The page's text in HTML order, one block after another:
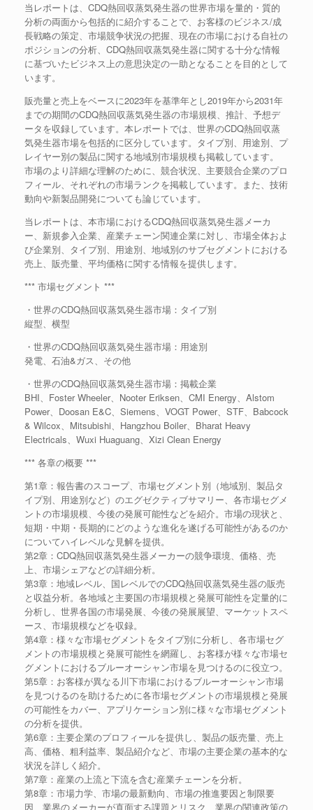
当レポートは、CDQ熱回収蒸気発生器の世界市場を量的・質的
分析の両面から包括的に紹介することで、お客様のビジネス/成
長戦略の策定、市場競争状況の把握、現在の市場における自社の
ポジションの分析、CDQ熱回収蒸気発生器に関する十分な情報
に基づいたビジネス上の意思決定の一助となることを目的として
います。
販売量と売上をベースに2023年を基準年とし2019年から2031年
までの期間のCDQ熱回収蒸気発生器の市場規模、推計、予想デ
ータを収録しています。本レポートでは、世界のCDQ熱回収蒸
気発生器市場を包括的に区分しています。タイプ別、用途別、プ
レイヤー別の製品に関する地域別市場規模も掲載しています。
市場のより詳細な理解のために、競合状況、主要競合企業のプロ
フィール、それぞれの市場ランクを掲載しています。また、技術
動向や新製品開発についても論じています。
当レポートは、本市場におけるCDQ熱回収蒸気発生器メーカ
ー、新規参入企業、産業チェーン関連企業に対し、市場全体およ
び企業別、タイプ別、用途別、地域別のサブセグメントにおける
売上、販売量、平均価格に関する情報を提供します。
*** 市場セグメント ***
・世界のCDQ熱回収蒸気発生器市場：タイプ別
縦型、横型
・世界のCDQ熱回収蒸気発生器市場：用途別
発電、石油&ガス、その他
・世界のCDQ熱回収蒸気発生器市場：掲載企業
BHI、Foster Wheeler、Nooter Eriksen、CMI Energy、Alstom
Power、Doosan E&C、Siemens、VOGT Power、STF、Babcock
& Wilcox、Mitsubishi、Hangzhou Boiler、Bharat Heavy
Electricals、Wuxi Huaguang、Xizi Clean Energy
*** 各章の概要 ***
第1章：報告書のスコープ、市場セグメント別（地域別、製品タ
イプ別、用途別など）のエグゼクティブサマリー、各市場セグメ
ントの市場規模、今後の発展可能性などを紹介。市場の現状と、
短期・中期・長期的にどのような進化を遂げる可能性があるのか
についてハイレベルな見解を提供。
第2章：CDQ熱回収蒸気発生器メーカーの競争環境、価格、売
上、市場シェアなどの詳細分析。
第3章：地域レベル、国レベルでのCDQ熱回収蒸気発生器の販売
と収益分析。各地域と主要国の市場規模と発展可能性を定量的に
分析し、世界各国の市場発展、今後の発展展望、マーケットスペ
ース、市場規模などを収録。
第4章：様々な市場セグメントをタイプ別に分析し、各市場セグ
メントの市場規模と発展可能性を網羅し、お客様が様々な市場セ
グメントにおけるブルーオーシャン市場を見つけるのに役立つ。
第5章：お客様が異なる川下市場におけるブルーオーシャン市場
を見つけるのを助けるために各市場セグメントの市場規模と発展
の可能性をカバー、アプリケーション別に様々な市場セグメント
の分析を提供。
第6章：主要企業のプロフィールを提供し、製品の販売量、売上
高、価格、粗利益率、製品紹介など、市場の主要企業の基本的な
状況を詳しく紹介。
第7章：産業の上流と下流を含む産業チェーンを分析。
第8章：市場力学、市場の最新動向、市場の推進要因と制限要
因、業界のメーカーが直面する課題とリスク、業界の関連政策の